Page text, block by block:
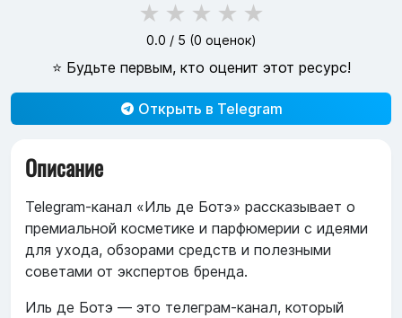
★ ★ ★ ★ ★
0.0 / 5 (0 оценок)
⭐ Будьте первым, кто оценит этот ресурс!
Открыть в Telegram
Описание
Telegram‑канал «Иль де Ботэ» рассказывает о
премиальной косметике и парфюмерии с идеями
для ухода, обзорами средств и полезными
советами от экспертов бренда.
Иль де Ботэ — это телеграм-канал, который